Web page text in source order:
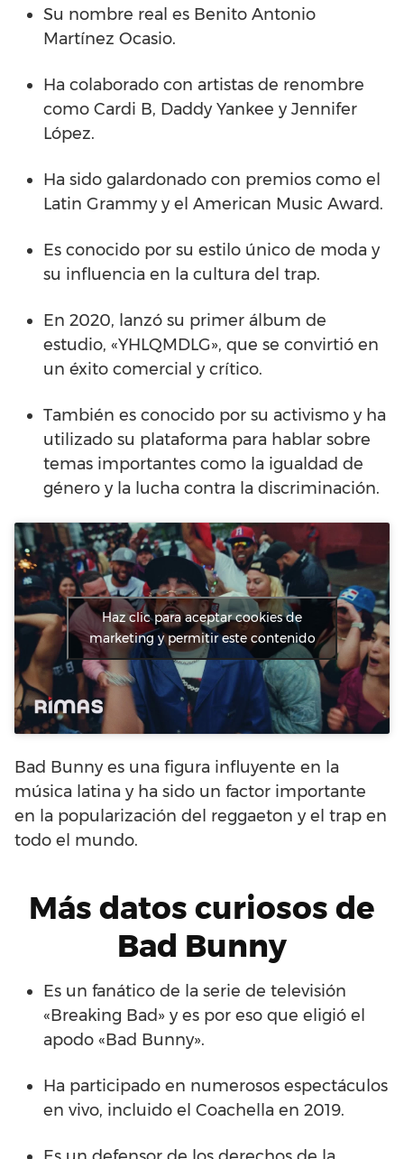
Su nombre real es Benito Antonio
Martínez Ocasio.
Ha colaborado con artistas de renombre
como Cardi B, Daddy Yankee y Jennifer
López.
Ha sido galardonado con premios como el
Latin Grammy y el American Music Award.
Es conocido por su estilo único de moda y
su influencia en la cultura del trap.
En 2020, lanzó su primer álbum de
estudio, «YHLQMDLG», que se convirtió en
un éxito comercial y crítico.
También es conocido por su activismo y ha
utilizado su plataforma para hablar sobre
temas importantes como la igualdad de
género y la lucha contra la discriminación.
Haz clic para aceptar cookies de
marketing y permitir este contenido
Bad Bunny es una figura influyente en la
música latina y ha sido un factor importante
en la popularización del reggaeton y el trap en
todo el mundo.
Más datos curiosos de
Bad Bunny
Es un fanático de la serie de televisión
«Breaking Bad» y es por eso que eligió el
apodo «Bad Bunny».
Ha participado en numerosos espectáculos
en vivo, incluido el Coachella en 2019.